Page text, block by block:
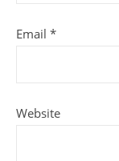
Email *
Website